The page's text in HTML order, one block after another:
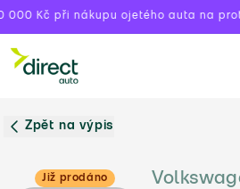
000 Kč při nákupu ojetého auta na
Zpět na výpis
Již prodáno